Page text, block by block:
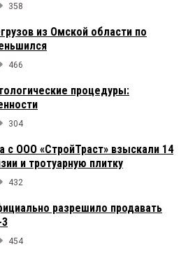
358
из Омской области по
466
процедуры:
304
с ООО «СтройТраст» взыскали 14
и тротуарную плитку
432
разрешило продавать
454